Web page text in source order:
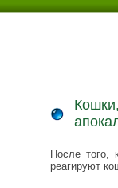
После того,
реагируют